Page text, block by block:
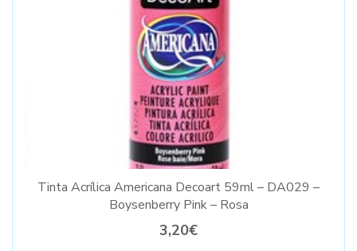
Tinta Acrílica Americana Decoart 59ml – DA029 –
Boysenberry Pink – Rosa
3,20€